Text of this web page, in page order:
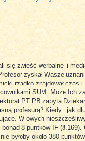
się zwieść werbalnej i
zyskał Wasze
rzadko znajdował czas i
SUM. Może Ich
PT PB zapyta
profesurą? Kiedy i jak
W owych
8 puntków IF
byłoby około 380